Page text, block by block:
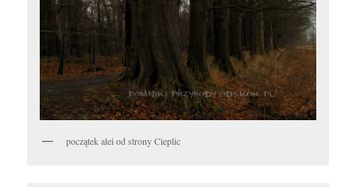
początek alei od strony Cieplic